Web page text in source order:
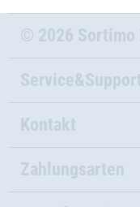
© 2026 Sortimo
Kontakt
Zahlungsarten